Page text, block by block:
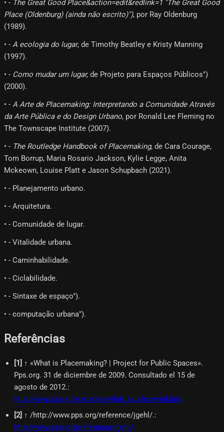
• - The Great Good Place&action=edit&redlink=1 "The Great Good
Place (Oldenburg) (ainda não escrito)"), por Ray Oldenburg
(1989).
• - A ecologia do lugar, de Timothy Beatley e Kristy Manning
(1997).
• - Como mudar um lugar, de Projeto para Espaços Públicos")
(2000).
• - A Arte de Placemaking: Interpretando a Comunidade Através
da Arte Pública e do Design Urbano, por Ronald Lee Fleming no
The Townscape Institute (2007).
• - The Routledge Handbook of Placemaking, de Cara Courage,
Tom Borrup, Maria Rosario Jackson, Kylie Legge, Anita
Mckeown, Louise Platt e Jason Schupbach (2021).
• - Planejamento urbano.
• - Arquitetura.
• - Comunidade de lugar.
• - Vitalidade urbana.
• - Caminhabilidade.
• - Ciclabilidade.
• - Sintaxe de espaço").
• - computação urbana").
Referências
[1] ↑ «What is Placemaking? | Project for Public Spaces».
Pps.org. 31 de diciembre de 2009. Consultado el 15 de
agosto de 2012.:
http://www.pps.org/articles/what_is_placemaking/
[2] ↑ /http://www.pps.org/reference/jgehl/.:
http://www.pps.org/reference/jgehl/